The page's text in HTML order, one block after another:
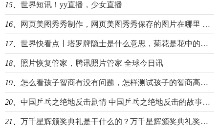
15、 世界短讯！yy直播，少女直播
16、 网页美图秀秀制作，网页美图秀秀保存的图片在哪里 全球热议
17、 世界快看点丨塔罗牌隐士是什么意思，菊花是花中的隐士是什么意思
18、 照片恢复管家，腾讯照片管家 全球今日讯
19、 怎么看孩子智商有没有问题，怎样测试孩子的智商高低_全球热讯
20、 中国乒乓之绝地反击剧情 中国乒乓之绝地反击的故事原型分享
21、 万千星辉颁奖典礼是干什么的？万千星辉颁奖典礼奖项设置介绍